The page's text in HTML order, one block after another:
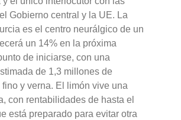
Gobierno central y la UE. La
es el centro neurálgico de un
un 14% en la próxima
de iniciarse, con una
de 1,3 millones de
y verna. El limón vive una
con rentabilidades de hasta el
está preparado para evitar otra